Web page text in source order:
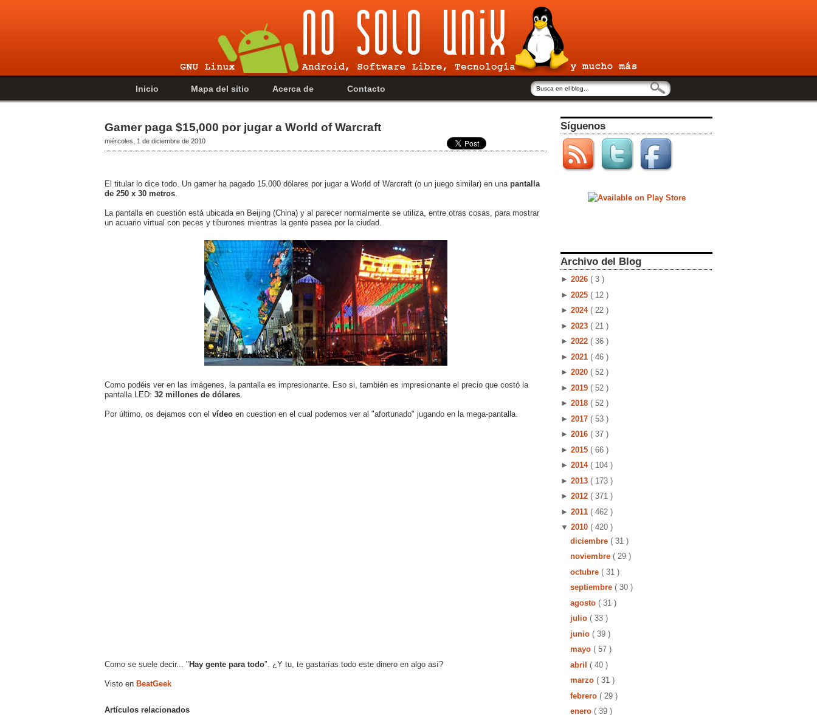
Inicio Mapa del sitio Acerca de Contacto
Gamer paga $15,000 por jugar a World of Warcraft
miércoles, 1 de diciembre de 2010
El titular lo dice todo. Un gamer ha pagado 15.000 dólares por jugar a World of Warcraft (o un juego similar) en una pantalla
de 250 x 30 metros
La pantalla en cuestión está ubicada en Beijing (China) y al parecer normalmente se utiliza, entre otras cosas, para mostrar
un acuario virtual con peces y tiburones mientras la gente pasea por la ciudad.
Como podéis ver en las imágenes, la pantalla es impresionante. Eso si, también es impresionante el precio que costó la
pantalla LED: 32 millones de dólares
Por último, os dejamos con el vídeo en cuestion en el cual podemos ver al "afortunado" jugando en la mega-pantalla.
Como se suele decir... "Hay gente para todo". ¿Y tu, te gastarías todo este dinero en algo así?
Visto en BeatGeek
Artículos relacionados
Síguenos
Archivo del Blog
► 2026 ( 3 )
► 2025 ( 12 )
► 2024 ( 22 )
► 2023 ( 21 )
► 2022 ( 36 )
► 2021 ( 46 )
► 2020 ( 52 )
► 2019 ( 52 )
► 2018 ( 52 )
► 2017 ( 53 )
► 2016 ( 37 )
► 2015 ( 66 )
► 2014 ( 104 )
► 2013 ( 173 )
► 2012 ( 371 )
► 2011 ( 462 )
▼ 2010 ( 420 )
diciembre ( 31 )
noviembre ( 29 )
octubre ( 31 )
septiembre ( 30 )
agosto ( 31 )
julio ( 33 )
junio ( 39 )
mayo ( 57 )
abril ( 40 )
marzo ( 31 )
febrero ( 29 )
enero ( 39 )